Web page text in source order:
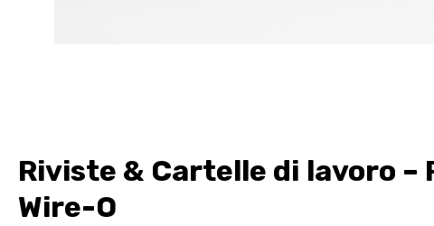
Riviste & Cartelle di lavoro –
Wire-O